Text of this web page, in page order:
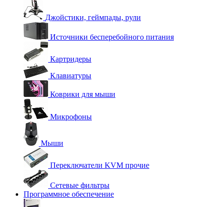
Джойстики, геймпады, рули
Источники бесперебойного питания
Картридеры
Клавиатуры
Коврики для мыши
Микрофоны
Мыши
Переключатели KVM прочие
Сетевые фильтры
Программное обеспечение